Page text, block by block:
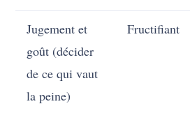
Jugement et
goût (décider
de ce qui vaut
la peine)
Fructifiant